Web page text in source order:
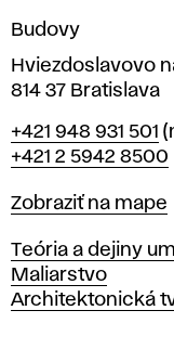
í
v
r
a
i
l
a
v
Budovy
Hviezdoslavovo
814 37 Bratislava
Telefón
+421 948 931 501
+421 2 5942 8500
Mapa
Zobraziť na mape
Katedry
Teória a dejiny
Maliarstvo
Architektonická